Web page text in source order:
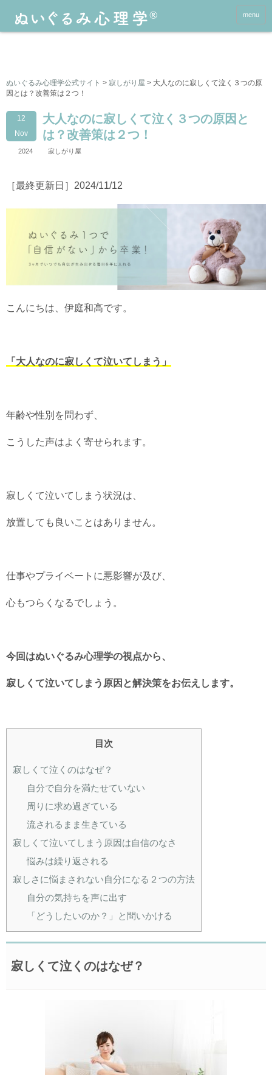
menu
ぬいぐるみ心理学公式サイト > 寂しがり屋 > 大人なのに寂しくて泣く３つの原
因とは？改善策は２つ！
12
Nov
大人なのに寂しくて泣く３つの原因と
は？改善策は２つ！
2024 寂しがり屋
［最終更新日］2024/11/12
こんにちは、伊庭和高です。
「大人なのに寂しくて泣いてしまう」
年齢や性別を問わず、
こうした声はよく寄せられます。
寂しくて泣いてしまう状況は、
放置しても良いことはありません。
仕事やプライベートに悪影響が及び、
心もつらくなるでしょう。
今回はぬいぐるみ心理学の視点から、
寂しくて泣いてしまう原因と解決策をお伝えします。
目次
寂しくて泣くのはなぜ？
自分で自分を満たせていない
周りに求め過ぎている
流されるまま生きている
寂しくて泣いてしまう原因は自信のなさ
悩みは繰り返される
寂しさに悩まされない自分になる２つの方法
自分の気持ちを声に出す
「どうしたいのか？」と問いかける
寂しくて泣くのはなぜ？